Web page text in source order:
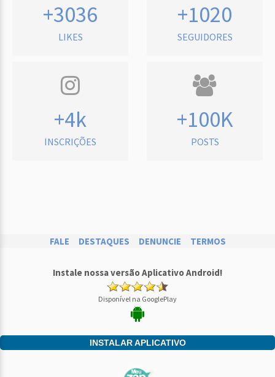
+3036
LIKES
+1020
SEGUIDORES
+4k
INSCRIÇÕES
+100K
POSTS
FALE DESTAQUES DENUNCIE TERMOS
Instale nossa versão Aplicativo Android!
Disponível na GooglePlay
INSTALAR APLICATIVO